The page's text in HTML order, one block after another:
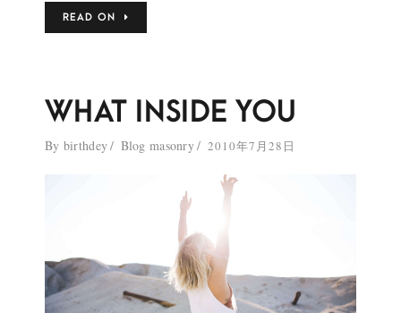
READ ON
WHAT INSIDE YOU
By birthdey Blog masonry 2010年7月28日